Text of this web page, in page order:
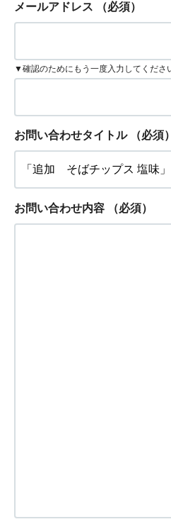
メールアドレス （必須）
▼確認のためにもう一度入力してくださ
お問い合わせタイトル （必須）
お問い合わせ内容 （必須）